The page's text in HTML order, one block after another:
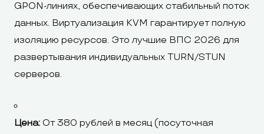
GPON-линиях, обеспечивающих стабильный поток
данных. Виртуализация KVM гарантирует полную
изоляцию ресурсов. Это лучшие ВПС 2026 для
развертывания индивидуальных TURN/STUN
серверов.
Цена: От 380 рублей в месяц (посуточная